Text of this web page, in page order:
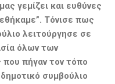
γεμίζει και ευθύνες
Τόνισε πως
λειτούργησε σε
όλων των
πήγαν τον τόπο
συμβούλιο